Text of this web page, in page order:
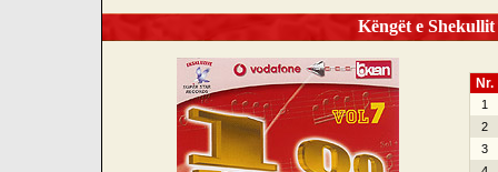
Këngët e
Nr.
1
2
3